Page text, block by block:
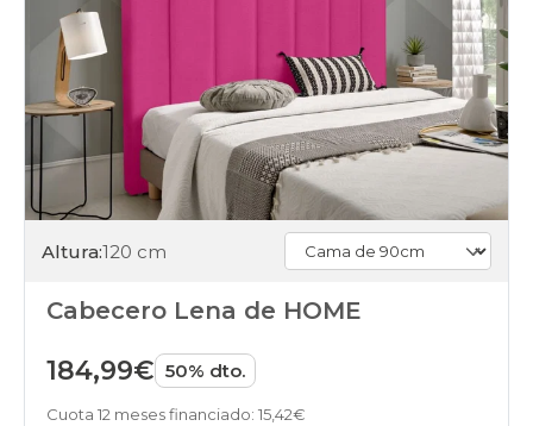
Altura:120 cm
Cabecero Lena de HOME
184,99€ 50% dto.
Cuota 12 meses financiado: 15,42€